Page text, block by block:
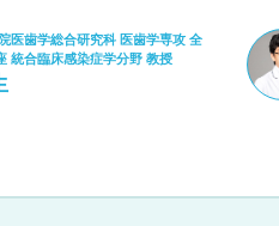
医歯学総合研究科 医歯学専攻 全
統合臨床感染症学分野 教授